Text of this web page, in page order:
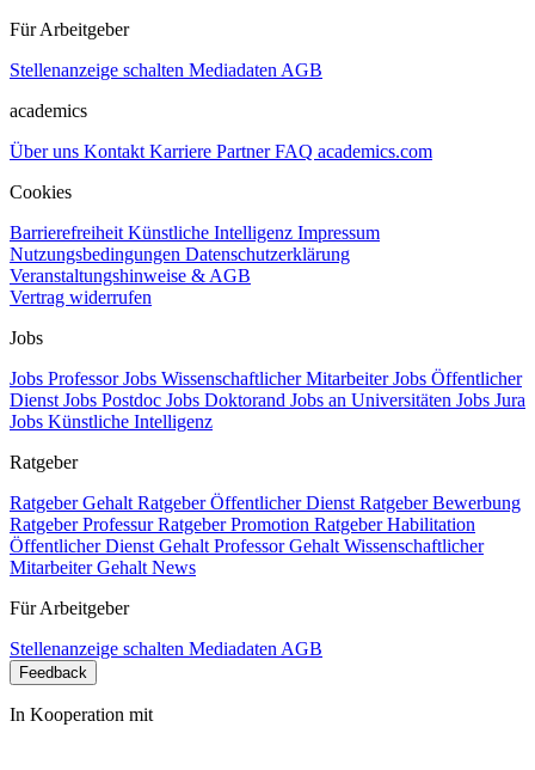
Für Arbeitgeber
Stellenanzeige schalten Mediadaten AGB
academics
Über uns Kontakt Karriere PartnerFAQ academics.com
Cookies
Barrierefreiheit Künstliche Intelligenz Impressum
Nutzungsbedingungen Datenschutzerklärung
Veranstaltungshinweise & AGB
Vertrag widerrufen
Jobs
Jobs ProfessorJobs Wissenschaftlicher MitarbeiterJobs Öffentlicher
Dienst Jobs Postdoc Jobs Doktorand Jobs an Universitäten Jobs Jura
Jobs Künstliche Intelligenz
Ratgeber
Ratgeber Gehalt Ratgeber Öffentlicher Dienst Ratgeber Bewerbung
Ratgeber ProfessurRatgeber Promotion Ratgeber Habilitation
Öffentlicher Dienst Gehalt Professor Gehalt Wissenschaftlicher
Mitarbeiter Gehalt News
Für Arbeitgeber
Stellenanzeige schalten Mediadaten AGB
Feedback
In Kooperation mit